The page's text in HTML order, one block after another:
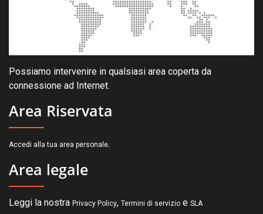
Possiamo intervenire in qualsiasi area coperta da
connessione ad Internet.
Area Riservata
Accedi alla tua area personale.
Area legale
Leggi la nostra Privacy Policy, Termini di servizio e SLA